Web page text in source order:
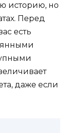
историю, но
Перед
есть
даже если